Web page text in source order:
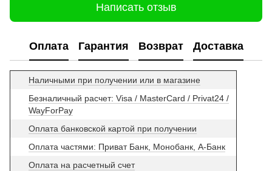
Написать отзыв
Оплата Гарантия Возврат Доставка
Наличными при получении или в магазине
Безналичный расчет: Visa / MasterCard / Privat24 /
WayForPay
Оплата банковской картой при получении
Оплата частями: Приват Банк, Монобанк, А-Банк
Оплата на расчетный счет